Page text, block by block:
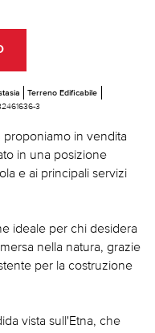
Terreno Edificabile
3
proponiamo in vendita
in una posizione
e ai principali servizi
ideale per chi desidera
nella natura, grazie
per la costruzione
vista sull'Etna, che